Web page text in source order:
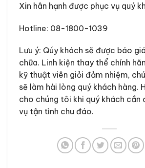
Xin hân hạnh được phục vụ quý
Hotline: 08-1800-1039
Lưu ý: Qúy khách sẽ được báo
chữa. Linh kiện thay thể chính
kỹ thuật viên giỏi đảm nhiệm,
sẽ làm hài lòng quý khách hàng.
cho chúng tôi khi quý khách cần
vụ tận tình chu đáo.